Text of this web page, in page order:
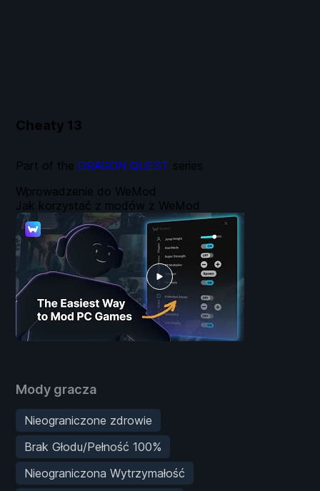
Cheaty 13
Mody gracza
Nieograniczone zdrowie
Brak Głodu/Pełność 100%
Nieograniczona Wytrzymałość
Wprowadzenie do WeMod
Jak korzystać z modów z WeMod
Part of the DRAGON QUEST series